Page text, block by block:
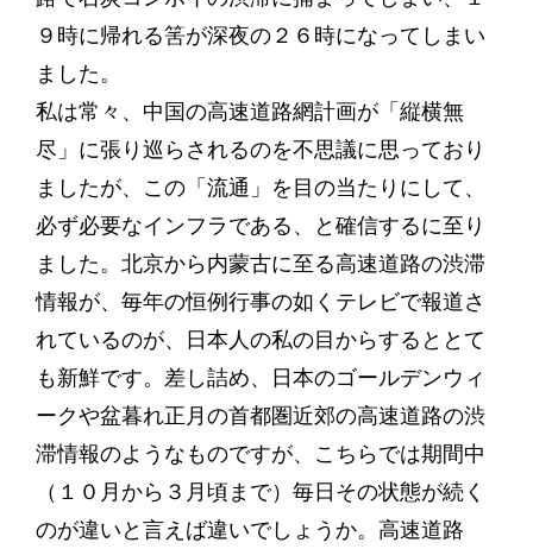
９時に帰れる筈が深夜の２６時になってしまい
ました。
私は常々、中国の高速道路網計画が「縦横無
尽」に張り巡らされるのを不思議に思っており
ましたが、この「流通」を目の当たりにして、
必ず必要なインフラである、と確信するに至り
ました。北京から内蒙古に至る高速道路の渋滞
情報が、毎年の恒例行事の如くテレビで報道さ
れているのが、日本人の私の目からするととて
も新鮮です。差し詰め、日本のゴールデンウィ
ークや盆暮れ正月の首都圏近郊の高速道路の渋
滞情報のようなものですが、こちらでは期間中
（１０月から３月頃まで）毎日その状態が続く
のが違いと言えば違いでしょうか。高速道路